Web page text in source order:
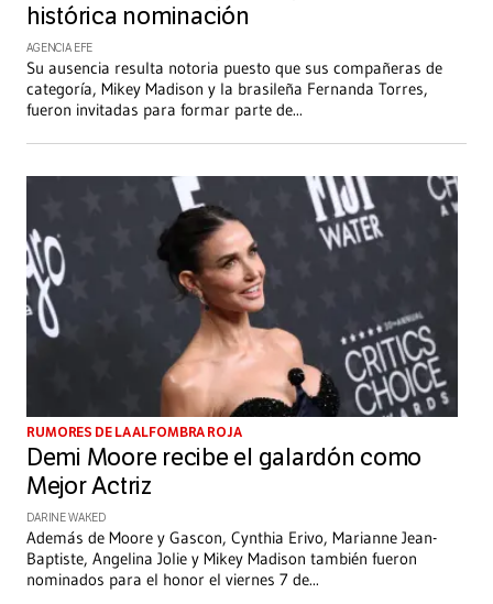
histórica nominación
AGENCIA EFE
Su ausencia resulta notoria puesto que sus compañeras de
categoría, Mikey Madison y la brasileña Fernanda Torres,
fueron invitadas para formar parte de...
RUMORES DE LA ALFOMBRA ROJA
Demi Moore recibe el galardón como
Mejor Actriz
DARINE WAKED
Además de Moore y Gascon, Cynthia Erivo, Marianne Jean-
Baptiste, Angelina Jolie y Mikey Madison también fueron
nominados para el honor el viernes 7 de...